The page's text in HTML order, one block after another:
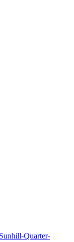
Quarter-